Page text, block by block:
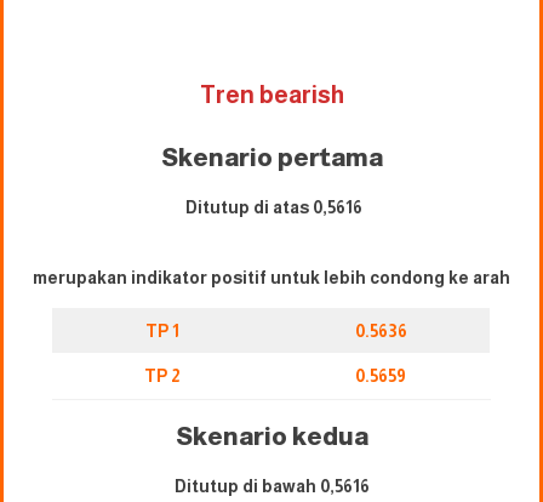
Tren bearish
Skenario pertama
Ditutup di atas 0,5616
merupakan indikator positif untuk lebih condong ke arah
TP 1 0.5636
TP 2 0.5659
Skenario kedua
Ditutup di bawah 0,5616